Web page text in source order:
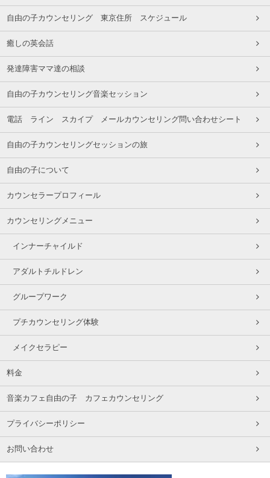
自由の子カウンセリング 東京住所 スケジュール
癒しの英会話
発達障害ママ達の相談
自由の子カウンセリング音楽セッション
電話 ライン スカイプ メールカウンセリング問い合わせシート
自由の子カウンセリングセッションの旅
自由の子について
カウンセラープロフィール
カウンセリングメニュー
インナーチャイルド
アダルトチルドレン
グループワーク
プチカウンセリング体験
メイクセラピー
料金
音楽カフェ自由の子 カフェカウンセリング
プライバシーポリシー
お問い合わせ